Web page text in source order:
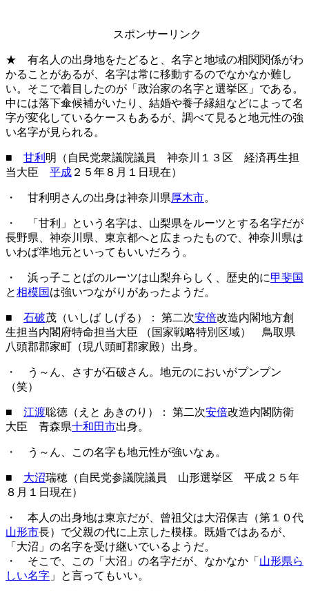
スポンサーリンク
★ 有名人の出身地をたどると、名字と地域の相関関係がわ
かることがあるが、名字は常に移動するのでなかなか難し
い。そこで着目したのが「政治家の名字と選挙区」である。
中には落下傘候補がいたり、結婚や養子縁組などによって名
字が変化しているケースもあるが、調べて見ると地元性の強
い名字が見られる。
■ 甘利 明（自民党衆議院議員 神奈川１３区 経済再生担
当大臣 平成 ２５年８月１日現在）
・ 甘利明さんの出身は神奈川県厚木市。
・ 「甘利」という名字は、山梨県をルーツとする名字だが
長野県、神奈川県、東京都へと広まったもので、神奈川県は
いわば準地元といってもいいだろう。
・ 浜っ子ことばのルーツは山梨弁らしく、歴史的に甲斐国
と相模国は強いつながりがあったようだ。
■ 石破茂（いしば しげる）： 第二次安倍改造内閣地方創
生担当内閣府特命担当大臣 （国家戦略特別区域） 鳥取県
八頭郡郡家町（現八頭町郡家殿）出身。
・ う～ん、さすが石破さん。地元のにおいがプンプン
（笑）
■ 江渡聡徳（えと あきのり）： 第二次安倍改造内閣防衛
大臣 青森県十和田市出身。
・ う～ん、この名字も地元性が強いなぁ。
■ 大沼瑞穂（自民党参議院議員 山形選挙区 平成２５年
８月１日現在）
・ 本人の出身地は東京だが、曾祖父は大沼保吉（第１０代
山形市長）で父親の代に上京した模様。既婚ではあるが、
「大沼」の名字を受け継いでいるようだ。
・ そこで、この「大沼」の名字だが、なかなか「 山形県ら
しい名字 」と言ってもいい。